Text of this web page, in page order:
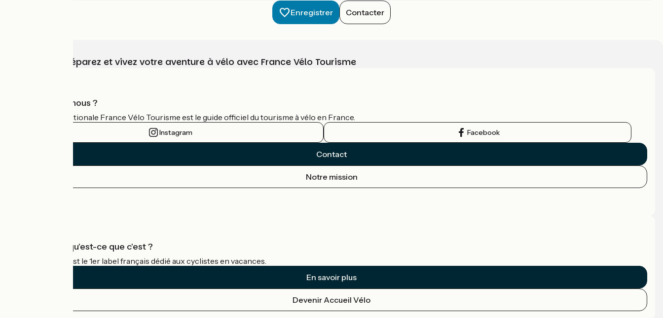
Enregistrer Contacter
Choisissez, préparez et vivez votre aventure à vélo avec France Vélo Tourisme
Qui sommes-nous ?
L'association nationale France Vélo Tourisme est le guide officiel du tourisme à vélo en France.
Instagram Facebook
Contact
Notre mission
Accueil Vélo qu'est-ce que c'est ?
Accueil Vélo c'est le 1er label français dédié aux cyclistes en vacances.
En savoir plus
Devenir Accueil Vélo